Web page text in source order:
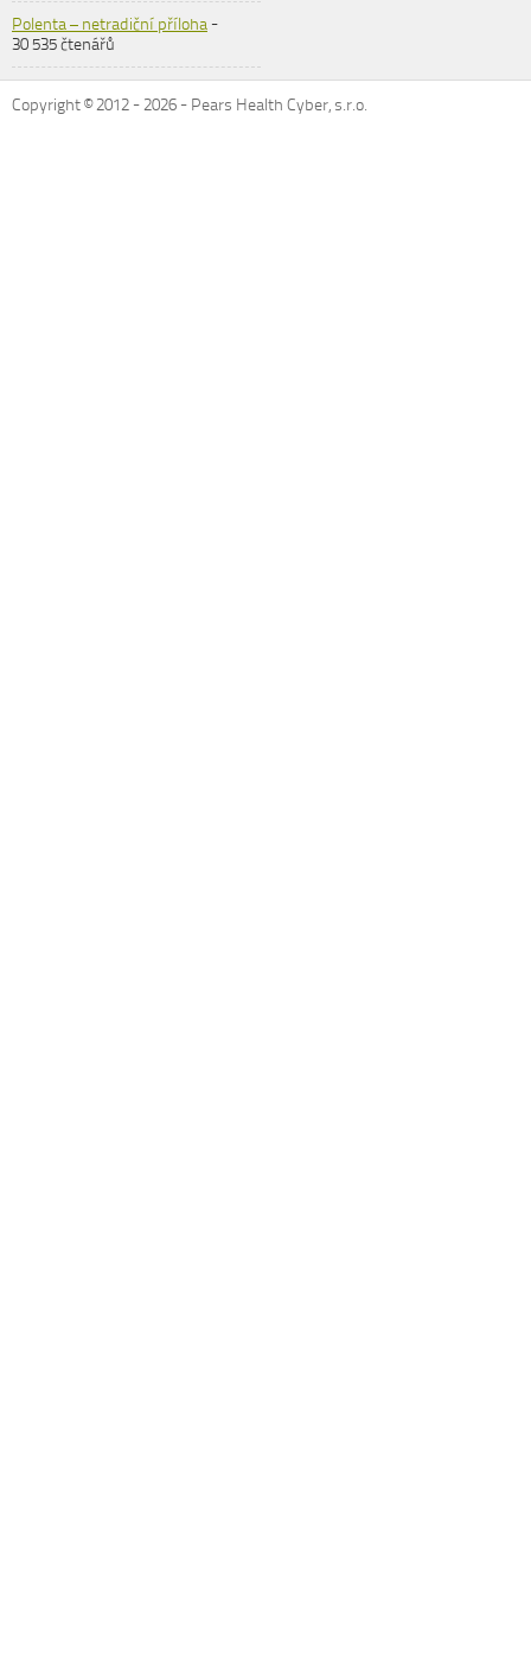
Polenta – netradiční příloha-
30 535 čtenářů
Copyright © 2012 -2026 - Pears Health Cyber, s.r.o.